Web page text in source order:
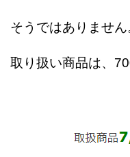
そうではありません
取り扱い商品は、